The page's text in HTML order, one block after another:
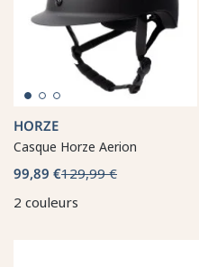
HORZE
Casque Horze Aerion
99,89 €129,99 €
2 couleurs